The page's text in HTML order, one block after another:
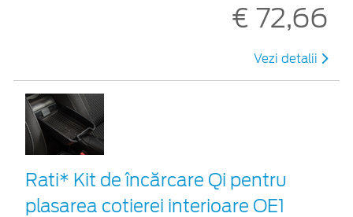
€ 72,66
Vezi detalii
Rati* Kit de încărcare Qi pentru
plasarea cotierei interioare OE1